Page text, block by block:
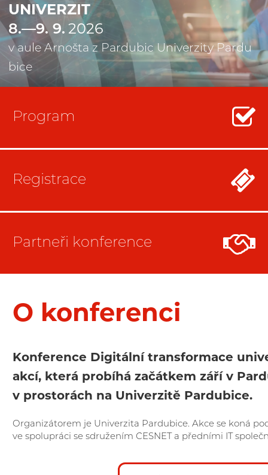
U N IVE RZI T
8.—9. 9. 2026
v au e Arnošta z Pardu bic Univerzity Pardu
bice
Program
Registrace
Partneři konference
O konferenci
Konference Digitální transformace
akcí, která probíhá začátkem září v
v prostorách na Univerzitě Pardubice.
Organizátorem je Univerzita Pardubice. Akce se koná
ve spolupráci se sdružením CESNET a předními IT